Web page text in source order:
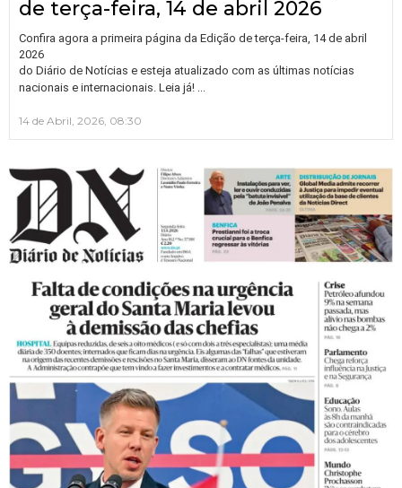
de terça-feira, 14 de abril 2026
Confira agora a primeira página da Edição de terça-feira, 14 de abril
2026
do Diário de Notícias e esteja atualizado com as últimas notícias
nacionais e internacionais. Leia já!
14 de Abril, 2026, 08:30